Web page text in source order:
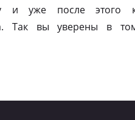
и уже после этого
Так вы уверены в